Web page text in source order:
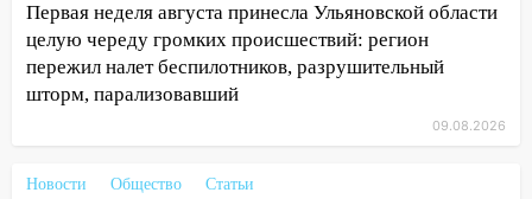
14:12 Куда жаловаться ульяновцам на
упавшее дерево или затопленную улицу
после непогоды
строящегося дома
Первая неделя августа принесла Ульяновской области
целую череду громких происшествий: регион
пережил налет беспилотников, разрушительный
шторм, парализовавший
09.08.2026
Новости Общество
Статьи